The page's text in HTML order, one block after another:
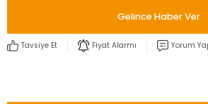
Gelince Haber Ver
Tavsiye Et Fiyat Alarmı Yorum